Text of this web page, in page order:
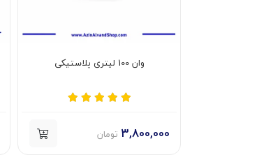
وان 100 لیتری پلاستیکی
3,800,000 تومان